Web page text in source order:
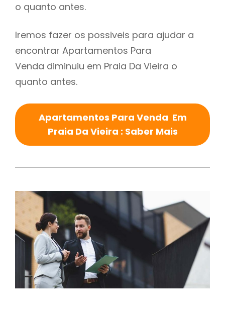
o quanto antes.
Iremos fazer os possiveis para ajudar a
encontrar Apartamentos Para
Venda diminuiu em Praia Da Vieira o
quanto antes.
Apartamentos Para Venda Em
Praia Da Vieira : Saber Mais